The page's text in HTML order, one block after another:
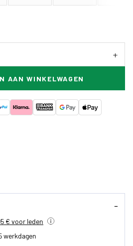
AAN WINKELWAGEN
€ voor leden
werkdagen